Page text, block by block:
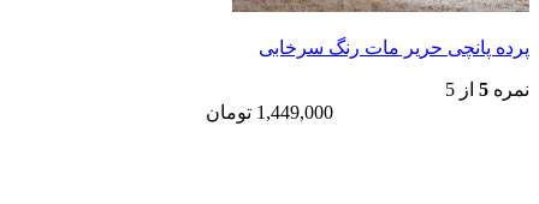
پرده پانچی حریر مات رنگ سرخابی
نمره5 از 5
1,449,000 تومان